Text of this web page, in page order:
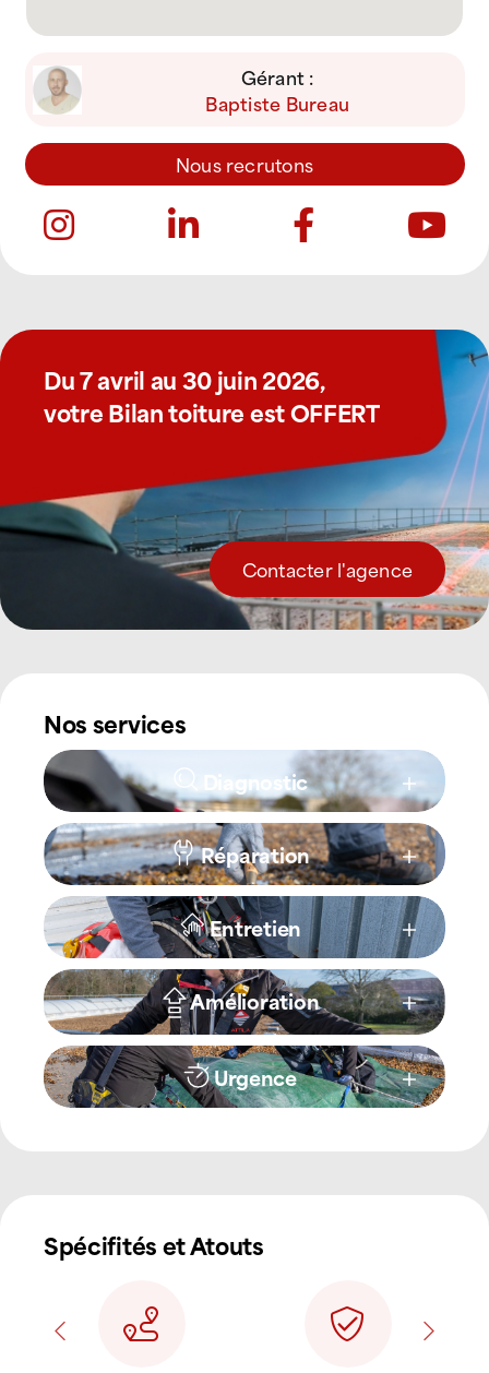
Gérant :
Baptiste Bureau
Nous recrutons
Du 7 avril au 30 juin 2026,
votre Bilan toiture est OFFERT
Contacter l'agence
Nos services
Diagnostic
Réparation
Entretien
Amélioration
Urgence
Spécifités et Atouts